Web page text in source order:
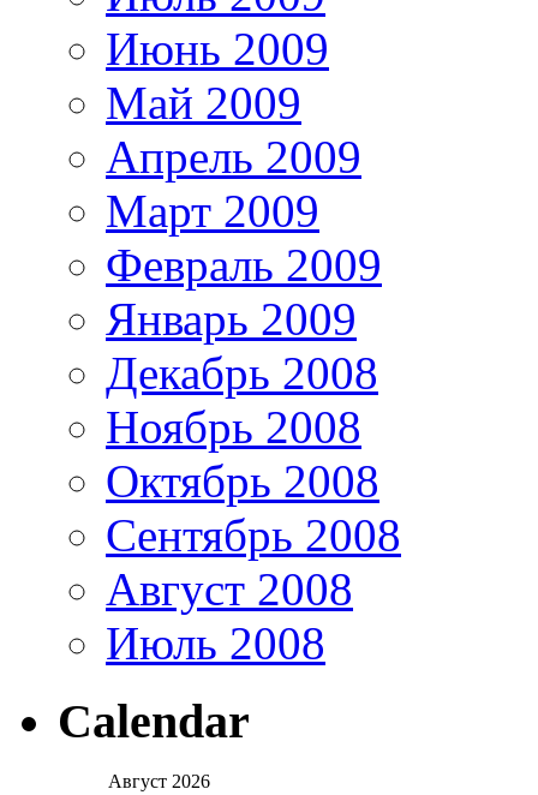
Июнь 2009
Май 2009
Апрель 2009
Март 2009
Февраль 2009
Январь 2009
Декабрь 2008
Ноябрь 2008
Октябрь 2008
Сентябрь 2008
Август 2008
Июль 2008
Calendar
Август 2026